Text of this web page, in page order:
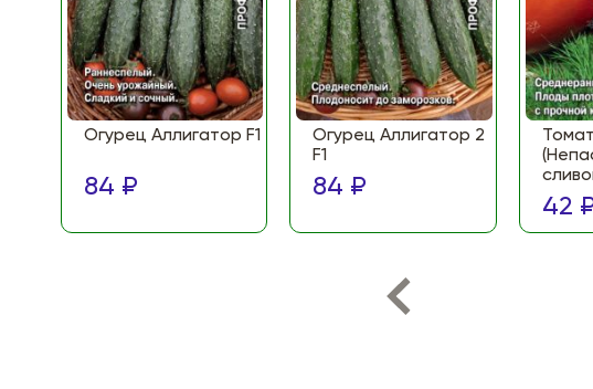
Огурец Аллигатор F1
84 ₽
Огурец Аллигатор 2
F1
84 ₽
42